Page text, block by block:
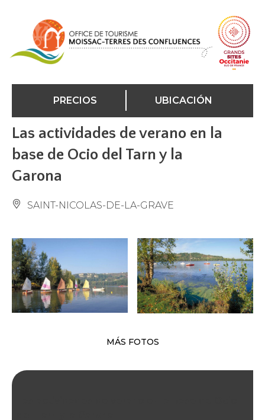
PRECIOS UBICACIÓN
Las actividades de verano en la
base de Ocio del Tarn y la
Garona
SAINT-NICOLAS-DE-LA-GRAVE
MÁS FOTOS